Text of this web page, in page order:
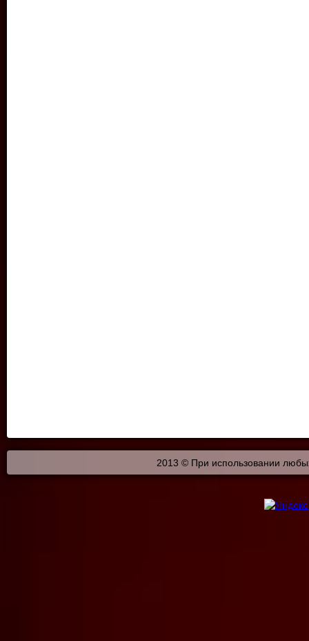
2013 © При использовании